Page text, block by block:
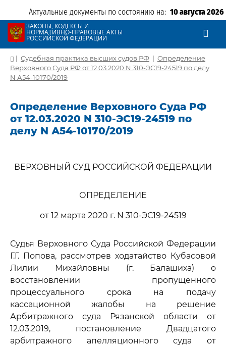
Актуальные документы по состоянию на: 10 августа 2026
ЗАКОНЫ, КОДЕКСЫ И
НОРМАТИВНО-ПРАВОВЫЕ АКТЫ
РОССИЙСКОЙ ФЕДЕРАЦИИ
| Судебная практика высших судов РФ | Определение
Верховного Суда РФ от 12.03.2020 N 310-ЭС19-24519 по делу
N А54-10170/2019
Определение Верховного Суда РФ
от 12.03.2020 N 310-ЭС19-24519 по
делу N А54-10170/2019
ВЕРХОВНЫЙ СУД РОССИЙСКОЙ ФЕДЕРАЦИИ
ОПРЕДЕЛЕНИЕ
от 12 марта 2020 г. N 310-ЭС19-24519
Судья Верховного Суда Российской Федерации
Г.Г. Попова, рассмотрев ходатайство Кубасовой
Лилии Михайловны (г. Балашиха) о
восстановлении пропущенного
процессуального срока на подачу
кассационной жалобы на решение
Арбитражного суда Рязанской области от
12.03.2019, постановление Двадцатого
арбитражного апелляционного суда от